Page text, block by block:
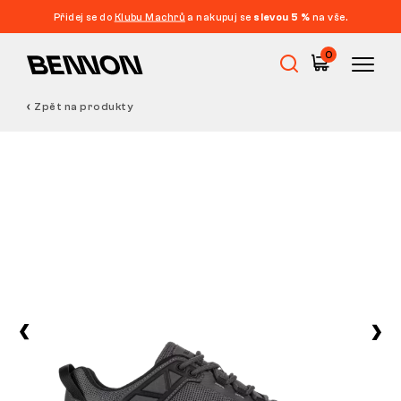
Přidej se do Klubu Machrů a nakupuj se slevou 5 % na vše.
0
Volnočasová obuv
Zpět na produkty